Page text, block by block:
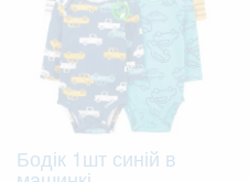
Бодік 1шт синій в